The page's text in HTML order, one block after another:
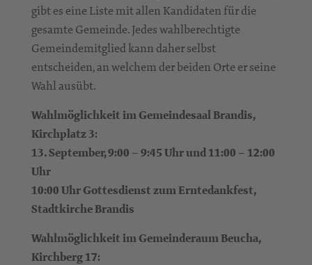
gibt es eine Liste mit allen Kandidaten für die
gesamte Gemeinde. Jedes wahlberechtigte
Gemeindemitglied kann daher selbst
entscheiden, an welchem der beiden Orte er seine
Wahl ausübt.
Wahlmöglichkeit im Gemeindesaal Brandis,
Kirchplatz 3:
13. September, 9:00 – 9:45 Uhr und 11:00 – 12:00
Uhr
10:00 Uhr Gottesdienst zum Erntedankfest,
Stadtkirche Brandis
Wahlmöglichkeit im Gemeinderaum Beucha,
Kirchberg 17: